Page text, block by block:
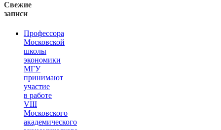
Свежие
записи
Профессора
Московской
школы
экономики
МГУ
принимают
участие
в работе
VIII
Московского
академического